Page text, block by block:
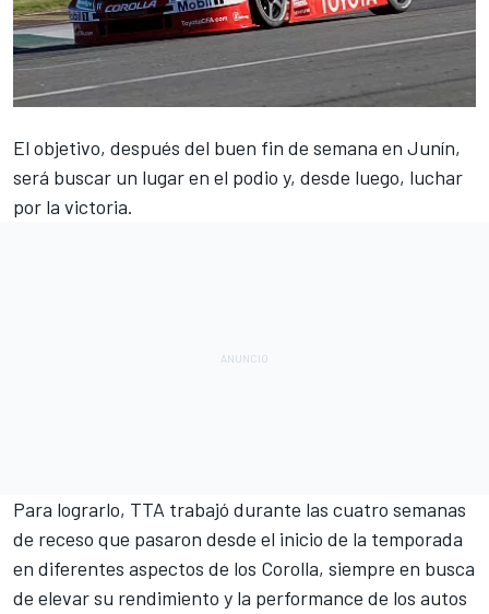
El objetivo, después del buen fin de semana en Junín,
será buscar un lugar en el podio y, desde luego, luchar
por la victoria.
Para lograrlo, TTA trabajó durante las cuatro semanas
de receso que pasaron desde el inicio de la temporada
en diferentes aspectos de los Corolla, siempre en busca
de elevar su rendimiento y la performance de los autos